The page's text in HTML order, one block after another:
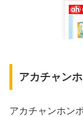
アカチャン
アカチャンホン